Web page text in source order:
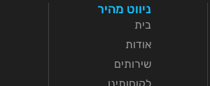
ניווט מהיר
בית
אודות
שירותים